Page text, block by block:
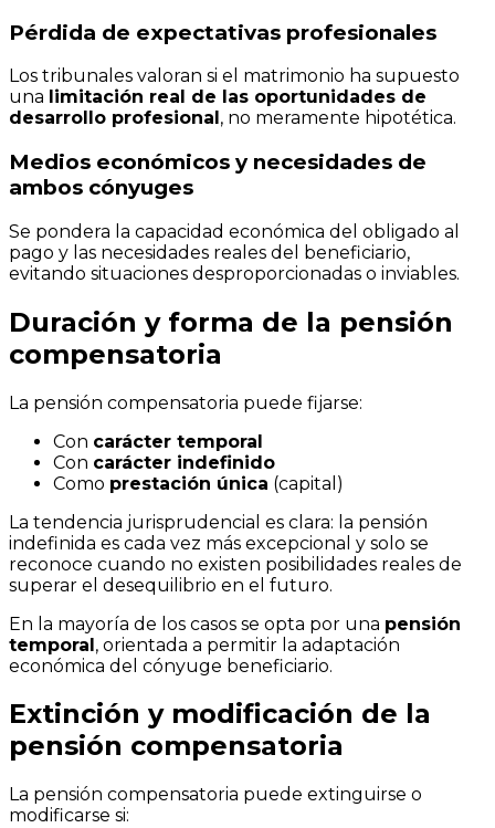
Pérdida de expectativas profesionales
Los tribunales valoran si el matrimonio ha supuesto
una limitación real de las oportunidades de
desarrollo profesional , no meramente hipotética.
Medios económicos y necesidades de
ambos cónyuges
Se pondera la capacidad económica del obligado al
pago y las necesidades reales del beneficiario,
evitando situaciones desproporcionadas o inviables.
Duración y forma de la pensión
compensatoria
La pensión compensatoria puede fijarse:
Con carácter temporal
Con carácter indefinido
Como prestación única (capital)
La tendencia jurisprudencial es clara: la pensión
indefinida es cada vez más excepcional y solo se
reconoce cuando no existen posibilidades reales de
superar el desequilibrio en el futuro.
En la mayoría de los casos se opta por una pensión
temporal, orientada a permitir la adaptación
económica del cónyuge beneficiario.
Extinción y modificación de la
pensión compensatoria
La pensión compensatoria puede extinguirse o
modificarse si: